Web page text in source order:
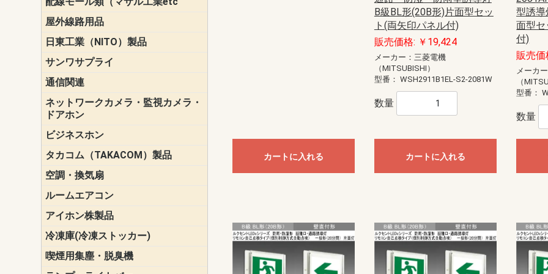
プ）
屋外線路用品
イエロー
トラ
ジョイントタイプ
オーバーラップタイプ丸型ケーブ
ル用
オーバーラップタイプSSケーブル
用
日東工業（NITO）製品
【CKS】電線直締用
【CKL】圧着端子用
【CBS】バック式
【DCS】切換
【DBS】バック式切換
ORZ形屋外用キャビネット
ステンレス屋外用キャビネット
盤用キャビネット
主幹：ELB
主幹：CB
ラックオプション
【HP-J】一次送り
【TBE】固定式（経済形）
【TBF-J】ブレーカ用(経済形)
【TBF-W】ブレーカ用(経済形)
【TBJ】分岐（一種耐熱登録品）
【TBN】ニュートラル端子
【TBP】電力用
【TBS】スタッド（一種耐熱登録
品）
【TBT】二段形
【TBZ・TBZ-A】ブレーカ用(直結
端子形・リペア端子形)
【TBZ-E】アース用(直締端子形)
【TK】協約形
オプション
配線用
盤取付用
汎用タイプ
高性能タイプ
仮設ボックス
コントロールボックス（小型FA
用）
情報通信ボックス
プルボックス
エンクローズドブレーカ
サーキットブレーカ
プラグインブレーカ
漏電ブレーカ
サンワサプライ
ドッキング
エクステンダー
BTヘッドセット
ビーコン
USB季節商品
USBグッズ
ゲーム関連
LED
ドッキングステーション
拡声器
NFC
メディアプレーヤー
ラミネータ
BTヘッドセット・アダプタ
スキャナ
カメラ
その他ペリフェラル
プレゼンテーション
コードリーダー
KVM
スピーカー
シュレッダー
NFC・ビーコン
ヘッドホン・マイク
キーボード
マウス
USBハブ
カードリーダー
USBコンバータ他
テンキー
分配器
切替器(KVM以外)
モバイルバッテリー
ACアダプタ
タップ
HDMIケーブル
変換アダプタ
変換アダプタ他
電話ケーブル・アダプタ
IEEE1394ケーブル
SCSIケーブル
USBケーブル
プリンタケーブル
AVケーブル
RS-232Cケーブル
その他ケーブル
モニタケーブル
アダプタ他
用紙
インクジェットラベル
レーザー用紙
レーザーラベル
手作り用紙
インク
その他用紙
インクジェット用紙
マルチラベル
タブレットケース
タッチペン
マウスアクセサリー
車載アクセサリー
リストレスト
フィルター
メモリーケース
バッグ
スマートフォン
インナー・クッション
タブレット
メモリーケース
電子辞書
スタンド
各種カバー
PDA
メディアケース
カメラアクセサリ
データホルダー
保護フィルム
クリーナー
セキュリティ用品
キーボードカバー
耐震グッズ
マウスパッド
ケーブルアクセサリ
LAN機器
光ケーブル他
LANケーブル
LANケーブル用機器
ノートクーラー
DOS/Vパーツ
通信関連
通信用
電話用
ネットワークカメラ・監視カメラ・
ドアホン
レコーダー
IPネットワークカメラ
コンバーター・トランシーバ
ビデオサーバ
オプション品
ダミーカメラ
防犯シール・防犯看板
屋外センサーカメラ
増設用子機
増設モニター・モニター子機
テレビドアホン
ネットワークドアホン
ホームネットワークシステム
オプション
ビジネスホン
タカコム（TAKACOM）製品
留守番電話
音声応答転送
緊急情報伝達
空調・換気扇
標準換気扇 三菱電機
パナソニック電工
ダクト換気扇 三菱電機
パナソニック電工
有圧換気扇 業務用有圧換気扇
有圧換気扇システム部材
インダクトファン
パイプファン 三菱電機
パナソニック電工
シロッコファン ストレートシロッコファン24時間
ストレートシロッコファン
片吸込形シロッコファン
斜流ダクトファン 三菱電機
パナソニック電工
エアカーテン 三菱電機
パナソニック電工
システム部材
産業用送風機システム部材
ルームエアコン
アイホン株製品
冷凍庫(冷凍ストッカー)
喫煙用集塵・脱臭機
スモークダッシュ スモークナビ搭載シリーズ
フラットシリーズ
コンパクトタイプ
交換用フィルター
カートに入れる
B級BL形(20B形)片面型セッ
ト(両矢印パネル付)
販売価格: ￥19,424
メーカー：三菱電機
（MITSUBISHI）
型番： WSH2911B1EL-S2-2081W
数量
カートに入れる
型誘導
面型
付)
販売価
メーカ
（
型番：
数量